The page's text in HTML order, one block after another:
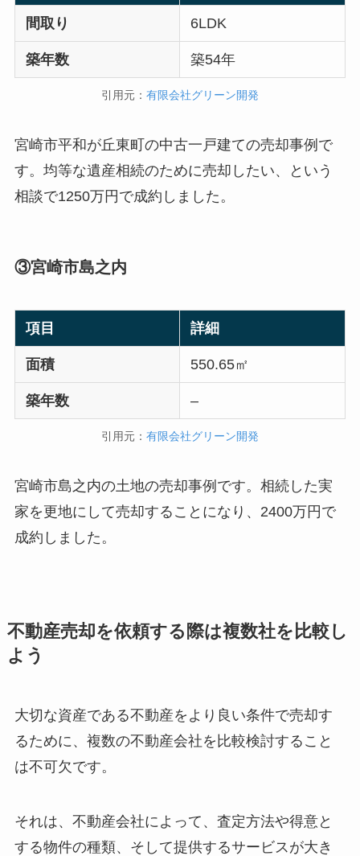
間取り 6LDK
築年数 築54年
引用元： 有限会社グリーン開発
宮崎市平和が丘東町の中古一戸建ての売却事例で
す。均等な遺産相続のために売却したい、という
相談で1250万円で成約しました。
③宮崎市島之内
項目 詳細
面積 550.65㎡
築年数 –
引用元： 有限会社グリーン開発
宮崎市島之内の土地の売却事例です。相続した実
家を更地にして売却することになり、2400万円で
成約しました。
不動産売却を依頼する際は複数社を比較し
よう
大切な資産である不動産をより良い条件で売却す
るために、複数の不動産会社を比較検討すること
は不可欠です。
それは、不動産会社によって、査定方法や得意と
する物件の種類、そして提供するサービスが大き